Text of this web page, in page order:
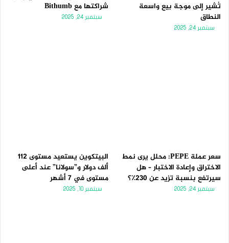
تُشير إلى موجة بيع واسعة
النطاق
سبتمبر 24, 2025
شراكتها مع Bithumb
سبتمبر 24, 2025
سعر عملة PEPE: محلل يرى نمط
الاختراق وإعادة الاختبار – هل
سيرتفع بنسبة تزيد عن 230٪؟
سبتمبر 24, 2025
البيتكوين يستعيد مستوى 112
ألف دولار و”سولانا” عند أعلى
مستوى في 7 أشهر
سبتمبر 10, 2025